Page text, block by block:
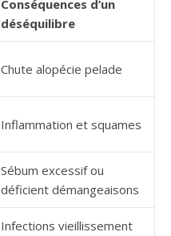
Conséquences d’un
déséquilibre
Chute alopécie pelade
Inflammation et squames
Sébum excessif ou
déficient démangeaisons
Infections vieillissement